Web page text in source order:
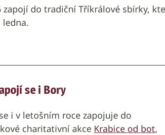
zapojí do tradiční Tříkrálové sbírky,
ledna.
se i Bory
i v letošním roce zapojuje do
charitativní akce Krabice od bot,